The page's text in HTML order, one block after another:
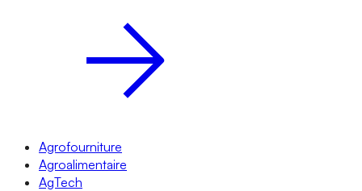
Agrofourniture
Agroalimentaire
AgTech